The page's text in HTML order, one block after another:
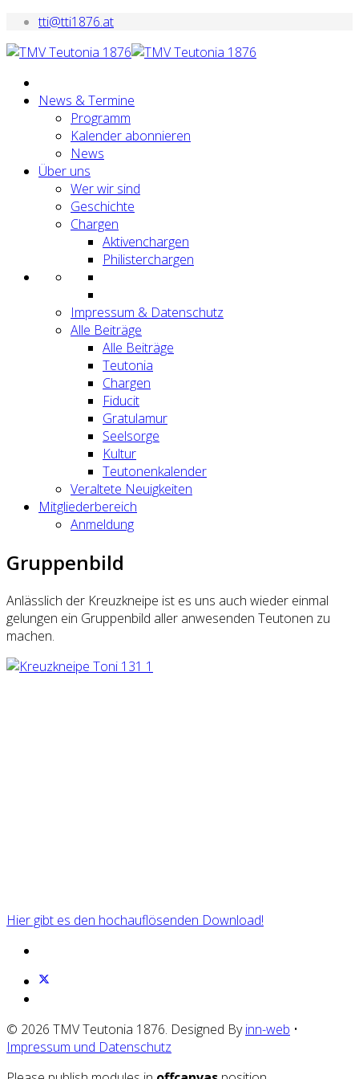
tti@tti1876.at
News & Termine
Programm
Kalender abonnieren
News
Über uns
Wer wir sind
Geschichte
Chargen
Aktivenchargen
Philisterchargen
Impressum & Datenschutz
Alle Beiträge
Alle Beiträge
Teutonia
Chargen
Fiducit
Gratulamur
Seelsorge
Kultur
Teutonenkalender
Veraltete Neuigkeiten
Mitgliederbereich
Anmeldung
Gruppenbild
Anlässlich der Kreuzkneipe ist es uns auch wieder einmal
gelungen ein Gruppenbild aller anwesenden Teutonen zu
machen.
Hier gibt es den hochauflösenden Download!
© 2026 TMV Teutonia 1876. Designed Byinn-web •
Impressum und Datenschutz